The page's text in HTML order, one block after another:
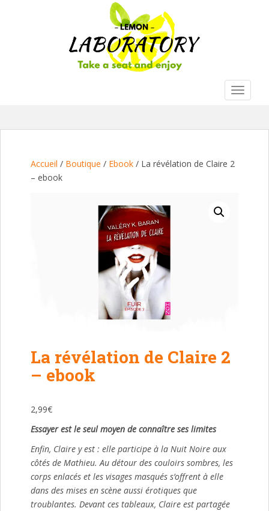
n
Accueil / Boutique / Ebook / La révélation de Claire 2
– ebook
La révélation de Claire 2
– ebook
2,99€
Essayer est le seul moyen de connaître ses limites
Enfin, Claire y est : elle participe à la Nuit Noire aux
côtés de Mathieu. Au détour des couloirs sombres, les
corps enlacés et les visages masqués s’offrent à elle
dans des mises en scène aussi érotiques que
troublantes. Devant ces tableaux, Claire est partagée